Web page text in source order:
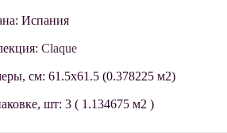
Испания
Claque
см: 61.5x61.5 (0.378225 м2)
шт: 3 ( 1.134675 м2 )